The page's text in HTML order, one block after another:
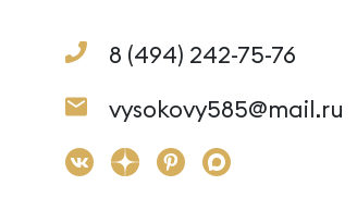
8 (494) 242-75-76
vysokovy585@mail.ru